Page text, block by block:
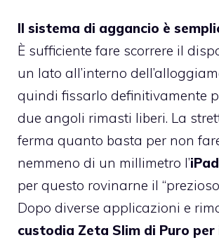
Il sistema di aggancio è
È sufficiente fare scorrere il
un lato all’interno
quindi fissarlo definitivamente
due angoli rimasti liberi. La
ferma quanto basta per non
nemmeno di un millimetro l’
per questo rovinarne il
Dopo diverse applicazioni e
custodia Zeta Slim di Puro per